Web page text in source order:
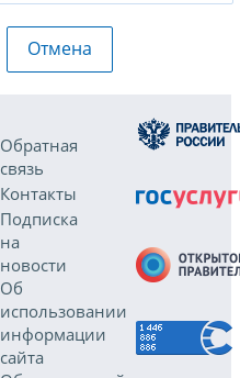
Отмена
Обратная
связь
Контакты
Подписка
на
новости
Об
использовании
информации
сайта